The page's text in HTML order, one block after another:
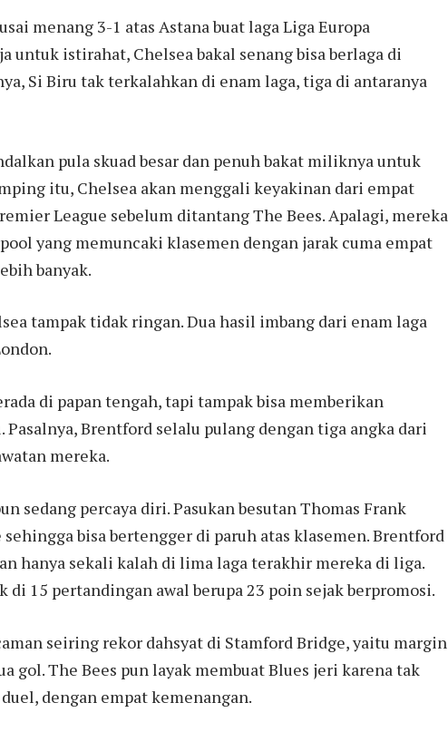
menang 3-1 atas Astana buat laga Liga Europa
untuk istirahat, Chelsea bakal senang bisa berlaga di
Si Biru tak terkalahkan di enam laga, tiga di antaranya
pula skuad besar dan penuh bakat miliknya untuk
itu, Chelsea akan menggali keyakinan dari empat
League sebelum ditantang The Bees. Apalagi, mereka
yang memuncaki klasemen dengan jarak cuma empat
banyak.
tampak tidak ringan. Dua hasil imbang dari enam laga
di papan tengah, tapi tampak bisa memberikan
Pasalnya, Brentford selalu pulang dengan tiga angka dari
mereka.
sedang percaya diri. Pasukan besutan Thomas Frank
bisa bertengger di paruh atas klasemen. Brentford
hanya sekali kalah di lima laga terakhir mereka di liga.
di 15 pertandingan awal berupa 23 poin sejak berpromosi.
seiring rekor dahsyat di Stamford Bridge, yaitu margin
gol. The Bees pun layak membuat Blues jeri karena tak
dengan empat kemenangan.